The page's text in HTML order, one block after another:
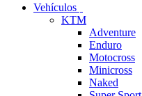
Vehículos
KTM
Adventure
Enduro
Motocross
Minicross
Naked